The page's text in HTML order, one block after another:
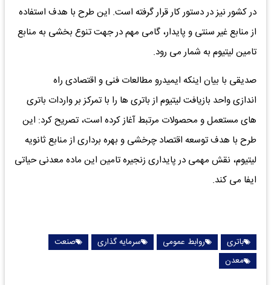
در کشور نیز در دستور کار قرار گرفته است. این طرح با هدف استفاده
از منابع غیر سنتی و پایدار، گامی مهم در جهت تنوع بخشی به منابع
تامین لیتیوم به شمار می رود.
صدیقی با بیان اینکه ایمیدرو مطالعات فنی و اقتصادی راه
اندازی واحد بازیافت لیتیوم از باتری ها را با تمرکز بر واردات باتری
های مستعمل و محصولات مرتبط آغاز کرده است، تصریح کرد: این
طرح با هدف توسعه اقتصاد چرخشی و بهره برداری از منابع ثانویه
لیتیوم، نقش مهمی در پایداری زنجیره تامین این ماده معدنی حیاتی
ایفا می کند.
باتری روابط عمومی سرمایه گذاری
صنعت
معدن